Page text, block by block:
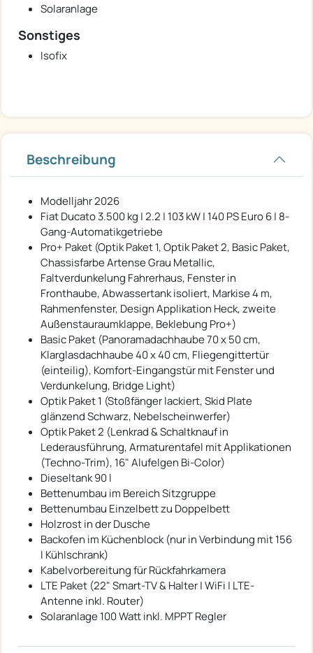
Solaranlage
Sonstiges
Isofix
Beschreibung
Modelljahr 2026
Fiat Ducato 3.500 kg | 2.2 | 103 kW | 140 PS Euro 6 | 8-
Gang-Automatikgetriebe
Pro+ Paket (Optik Paket 1, Optik Paket 2, Basic Paket,
Chassisfarbe Artense Grau Metallic,
Faltverdunkelung Fahrerhaus, Fenster in
Fronthaube, Abwassertank isoliert, Markise 4 m,
Rahmenfenster, Design Applikation Heck, zweite
Außenstauraumklappe, Beklebung Pro+)
Basic Paket (Panoramadachhaube 70 x 50 cm,
Klarglasdachhaube 40 x 40 cm, Fliegengittertür
(einteilig), Komfort-Eingangstür mit Fenster und
Verdunkelung, Bridge Light)
Optik Paket 1 (Stoßfänger lackiert, Skid Plate
glänzend Schwarz, Nebelscheinwerfer)
Optik Paket 2 (Lenkrad & Schaltknauf in
Lederausführung, Armaturentafel mit Applikationen
(Techno-Trim), 16" Alufelgen Bi-Color)
Dieseltank 90 l
Bettenumbau im Bereich Sitzgruppe
Bettenumbau Einzelbett zu Doppelbett
Holzrost in der Dusche
Backofen im Küchenblock (nur in Verbindung mit 156
l Kühlschrank)
Kabelvorbereitung für Rückfahrkamera
LTE Paket (22" Smart-TV & Halter | WiFi | LTE-
Antenne inkl. Router)
Solaranlage 100 Watt inkl. MPPT Regler